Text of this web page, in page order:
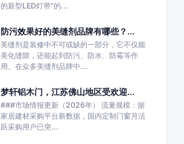
的新型LED灯带”的...
防污效果好的美缝剂品牌有哪些？...
美缝剂是装修中不可或缺的一部分，它不仅能
美化缝隙，还能起到防污、防水、防霉等作
用。在众多美缝剂品牌中...
梦轩铝木门，江苏佛山地区受欢迎...
###市场情报更新（2026年） 流量规模：据
家居建材采购平台新数据，国内定制门窗月活
跃采购用户已突...